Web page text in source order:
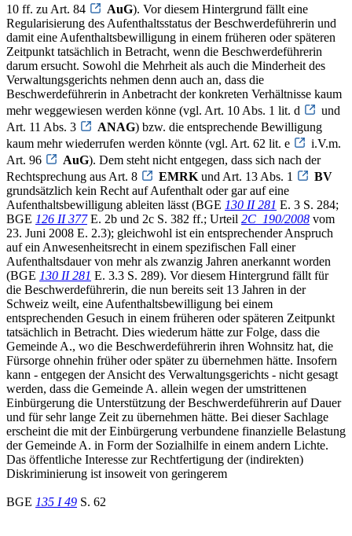
10 ff. zu Art. 84
AuG). Vor diesem Hintergrund fällt eine
Regularisierung des Aufenthaltsstatus der Beschwerdeführerin und
damit eine Aufenthaltsbewilligung in einem früheren oder späteren
Zeitpunkt tatsächlich in Betracht, wenn die Beschwerdeführerin
darum ersucht. Sowohl die Mehrheit als auch die Minderheit des
Verwaltungsgerichts nehmen denn auch an, dass die
Beschwerdeführerin in Anbetracht der konkreten Verhältnisse kaum
mehr weggewiesen werden könne (vgl. Art. 10 Abs. 1 lit. d
und
Art. 11 Abs. 3
ANAG) bzw. die entsprechende Bewilligung
kaum mehr wiederrufen werden könnte (vgl. Art. 62 lit. e
i.V.m.
Art. 96
AuG). Dem steht nicht entgegen, dass sich nach der
Rechtsprechung aus Art. 8
EMRK und Art. 13 Abs. 1
BV
grundsätzlich kein Recht auf Aufenthalt oder gar auf eine
Aufenthaltsbewilligung ableiten lässt (BGE 130 II 281 E. 3 S. 284;
BGE 126 II 377E. 2b und 2c S. 382 ff.; Urteil 2C_190/2008 vom
23. Juni 2008 E. 2.3); gleichwohl ist ein entsprechender Anspruch
auf ein Anwesenheitsrecht in einem spezifischen Fall einer
Aufenthaltsdauer von mehr als zwanzig Jahren anerkannt worden
(BGE 130 II 281 E. 3.3 S. 289). Vor diesem Hintergrund fällt für
die Beschwerdeführerin, die nun bereits seit 13 Jahren in der
Schweiz weilt, eine Aufenthaltsbewilligung bei einem
entsprechenden Gesuch in einem früheren oder späteren Zeitpunkt
tatsächlich in Betracht. Dies wiederum hätte zur Folge, dass die
Gemeinde A., wo die Beschwerdeführerin ihren Wohnsitz hat, die
Fürsorge ohnehin früher oder später zu übernehmen hätte. Insofern
kann - entgegen der Ansicht des Verwaltungsgerichts - nicht gesagt
werden, dass die Gemeinde A. allein wegen der umstrittenen
Einbürgerung die Unterstützung der Beschwerdeführerin auf Dauer
und für sehr lange Zeit zu übernehmen hätte. Bei dieser Sachlage
erscheint die mit der Einbürgerung verbundene finanzielle Belastung
der Gemeinde A. in Form der Sozialhilfe in einem andern Lichte.
Das öffentliche Interesse zur Rechtfertigung der (indirekten)
Diskriminierung ist insoweit von geringerem
BGE 135 I 49 S. 62